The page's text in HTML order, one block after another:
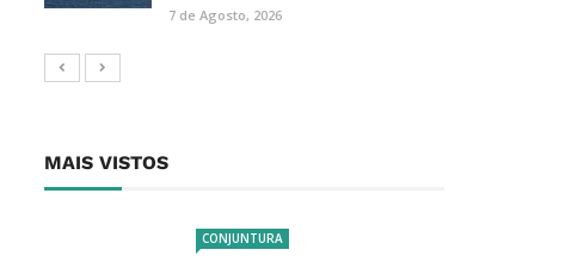
7 de Agosto, 2026
MAIS VISTOS
CONJUNTURA